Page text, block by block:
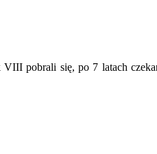
pobrali się, po 7 latach